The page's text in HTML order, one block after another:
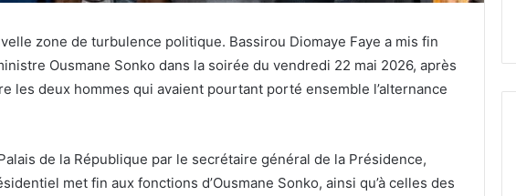
zone de turbulence politique. Bassirou Diomaye Faye a mis fin
Ousmane Sonko dans la soirée du vendredi 22 mai 2026, après
les deux hommes qui avaient pourtant porté ensemble l’alternance
de la République par le secrétaire général de la Présidence,
met fin aux fonctions d’Ousmane Sonko, ainsi qu’à celles des